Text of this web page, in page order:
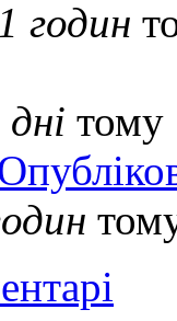
годин
тому